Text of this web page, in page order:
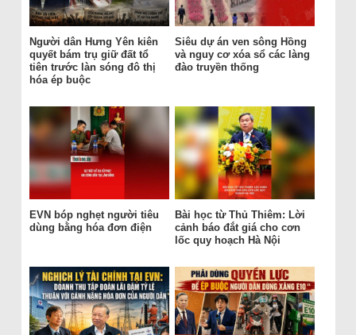
Người dân Hưng Yên kiên
quyết bám trụ giữ đất tổ
tiên trước làn sóng đô thị
hóa ép buộc
Siêu dự án ven sông Hồng
và nguy cơ xóa sổ các làng
đào truyền thống
EVN bóp nghẹt người tiêu
dùng bằng hóa đơn điện
Bài học từ Thủ Thiêm: Lời
cảnh báo đắt giá cho cơn
lốc quy hoạch Hà Nội